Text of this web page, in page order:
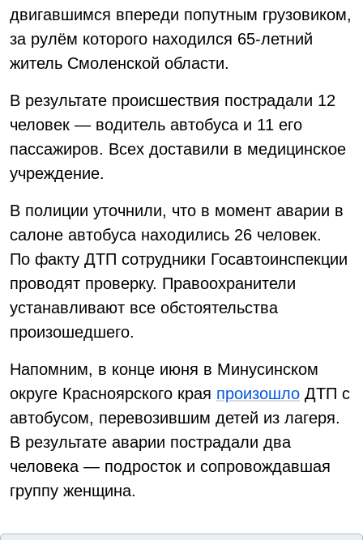
двигавшимся впереди попутным грузовиком,
за рулём которого находился 65-летний
житель Смоленской области.
В результате происшествия пострадали 12
человек — водитель автобуса и 11 его
пассажиров. Всех доставили в медицинское
учреждение.
В полиции уточнили, что в момент аварии в
салоне автобуса находились 26 человек.
По факту ДТП сотрудники Госавтоинспекции
проводят проверку. Правоохранители
устанавливают все обстоятельства
произошедшего.
Напомним, в конце июня в Минусинском
округе Красноярского края произошло ДТП с
автобусом, перевозившим детей из лагеря.
В результате аварии пострадали два
человека — подросток и сопровождавшая
группу женщина.